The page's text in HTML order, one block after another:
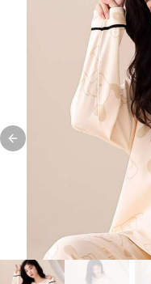
Previous slide